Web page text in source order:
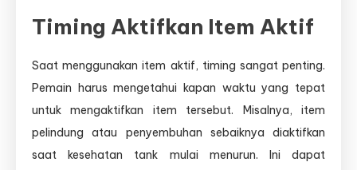
Timing Aktifkan Item Aktif
Saat menggunakan item aktif, timing sangat penting.
Pemain harus mengetahui kapan waktu yang tepat
untuk mengaktifkan item tersebut. Misalnya, item
pelindung atau penyembuhan sebaiknya diaktifkan
saat kesehatan tank mulai menurun. Ini dapat